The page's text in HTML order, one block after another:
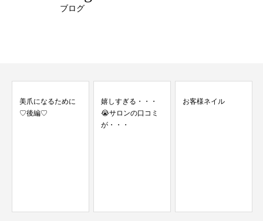
ブログ
嬉しすぎる・・・
😭サロンの口コミ
お客様ネイル